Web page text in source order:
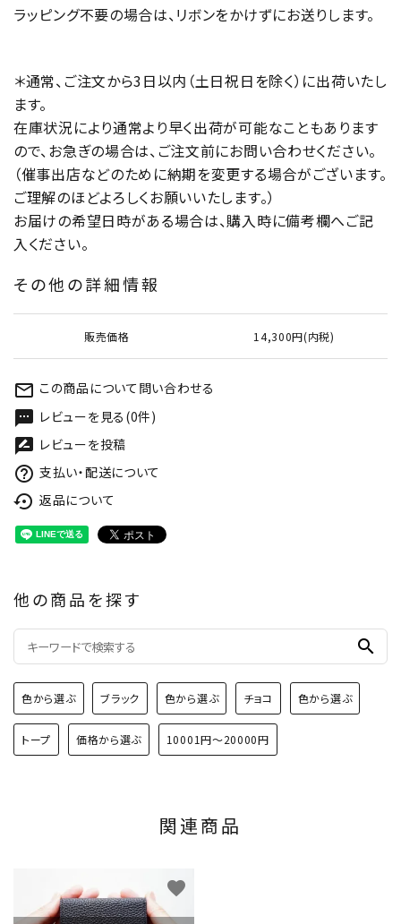
ラッピング不要の場合は、リボンをかけずにお送りします。
＊通常、ご注文から3日以内（土日祝日を除く）に出荷いたし
ます。
在庫状況により通常より早く出荷が可能なこともあります
ので、お急ぎの場合は、ご注文前にお問い合わせください。
（催事出店などのために納期を変更する場合がございます。
ご理解のほどよろしくお願いいたします。）
お届けの希望日時がある場合は、購入時に備考欄へご記
入ください。
その他の詳細情報
販売価格 14,300円(内税)
mail_outline この商品について問い合わせる
textsms レビューを見る(0件)
rate_review レビューを投稿
help_outline 支払い・配送について
settings_backup_restore 返品について
他の商品を探す
search
色から選ぶ ブラック 色から選ぶ チョコ 色から選ぶ
トープ 価格から選ぶ 10001円～20000円
関連商品
favorite